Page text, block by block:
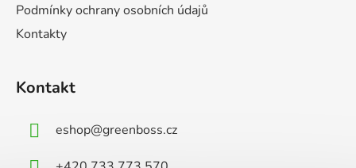
Podmínky ochrany osobních údajů
Kontakty
Kontakt
eshop@greenboss.cz